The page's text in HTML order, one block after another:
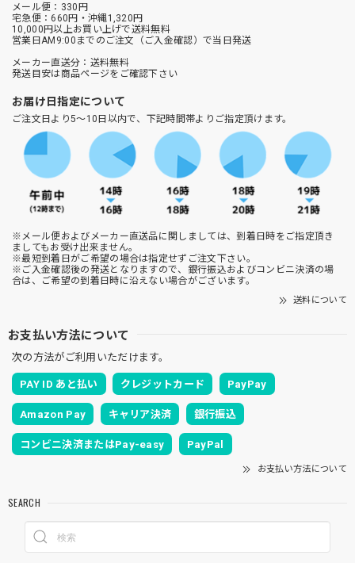
メール便：330円
宅急便：660円・沖縄1,320円
10,000円以上お買い上げで送料無料
営業日AM9:00までのご注文（ご入金確認）で当日発送
メーカー直送分：送料無料
発送目安は商品ページをご確認下さい
お届け日指定について
ご注文日より5～10日以内で、下記時間帯よりご指定頂けます。
※メール便およびメーカー直送品に関しましては、到着日時をご指定頂き
ましてもお受け出来ません。
※最短到着日がご希望の場合は指定せずご注文下さい。
※ご入金確認後の発送となりますので、銀行振込およびコンビニ決済の場
合は、ご希望の到着日時に沿えない場合がございます。
送料について
お支払い方法について
次の方法がご利用いただけます。
PAY ID あと払い クレジットカード PayPay
Amazon Pay キャリア決済 銀行振込
コンビニ決済またはPay-easy PayPal
お支払い方法について
SEARCH